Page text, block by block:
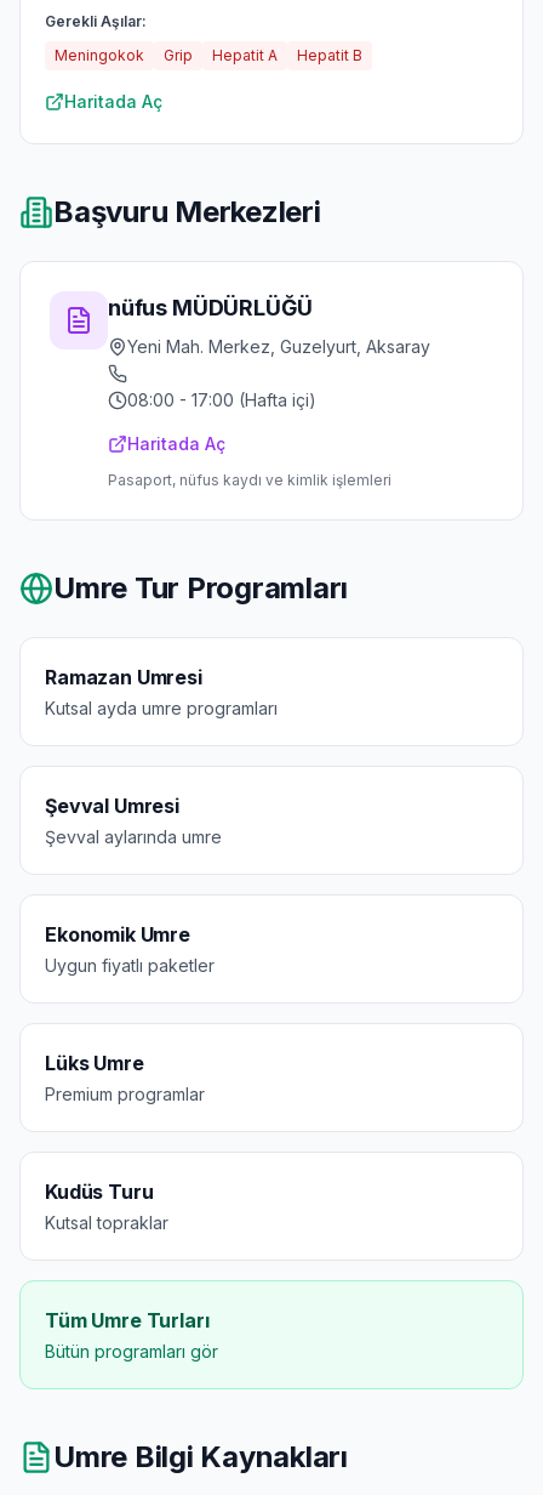
Gerekli Aşılar:
Meningokok
Grip Hepatit A Hepatit B
Haritada Aç
Başvuru Merkezleri
nüfus MÜDÜRLÜĞÜ
Yeni Mah. Merkez, Guzelyurt, Aksaray
08:00 - 17:00 (Hafta içi)
Haritada Aç
Pasaport, nüfus kaydı ve kimlik işlemleri
Umre Tur Programları
Ramazan Umresi
Kutsal ayda umre programları
Şevval Umresi
Şevval aylarında umre
Ekonomik Umre
Uygun fiyatlı paketler
Lüks Umre
Premium programlar
Kudüs Turu
Kutsal topraklar
Tüm Umre Turları
Bütün programları gör
Umre Bilgi Kaynakları